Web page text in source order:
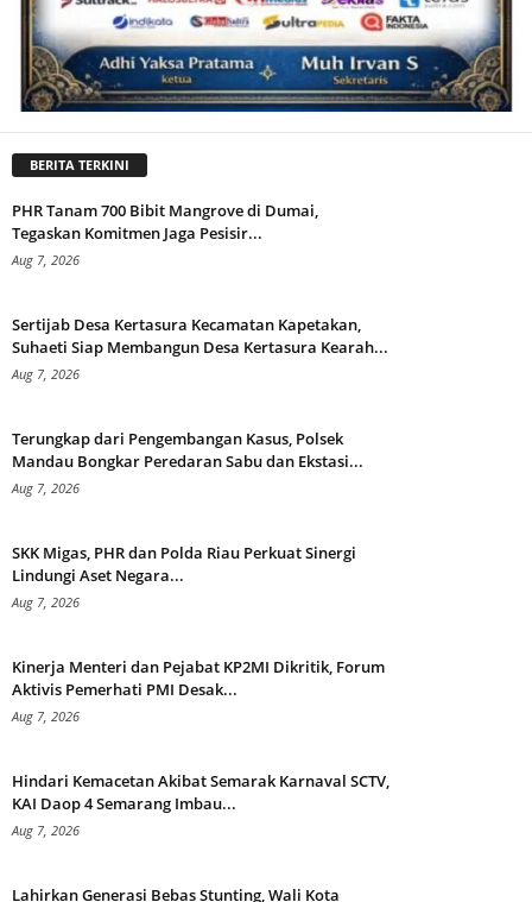
BERITA TERKINI
PHR Tanam 700 Bibit Mangrove di Dumai,
Tegaskan Komitmen Jaga Pesisir...
Aug 7, 2026
Sertijab Desa Kertasura Kecamatan Kapetakan,
Suhaeti Siap Membangun Desa Kertasura Kearah...
Aug 7, 2026
Terungkap dari Pengembangan Kasus, Polsek
Mandau Bongkar Peredaran Sabu dan Ekstasi...
Aug 7, 2026
SKK Migas, PHR dan Polda Riau Perkuat Sinergi
Lindungi Aset Negara...
Aug 7, 2026
Kinerja Menteri dan Pejabat KP2MI Dikritik, Forum
Aktivis Pemerhati PMI Desak...
Aug 7, 2026
Hindari Kemacetan Akibat Semarak Karnaval SCTV,
KAI Daop 4 Semarang Imbau...
Aug 7, 2026
Lahirkan Generasi Bebas Stunting, Wali Kota